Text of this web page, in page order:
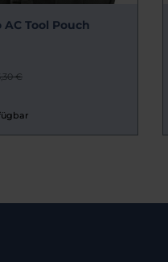
Tool Pouch
€